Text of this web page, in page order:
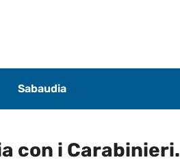
Sabaudia
con i Carabinieri.